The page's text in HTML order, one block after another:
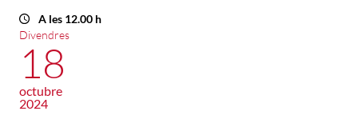
A les 12.00 h
Divendres
18
octubre
2024